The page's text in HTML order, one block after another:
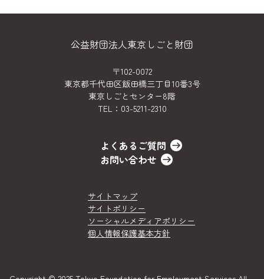
公益財団法人東京しごと財団
〒102-0072
東京都千代田区飯田橋三丁目10番3号
東京しごとセンター8階
TEL： 03-5211-2310
よくあるご質問
お問い合わせ
サイトマップ
サイトポリシー
ソーシャルメディアポリシー
個人情報保護基本方針